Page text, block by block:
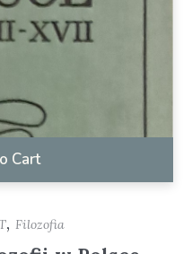
Cart
,Filozofia